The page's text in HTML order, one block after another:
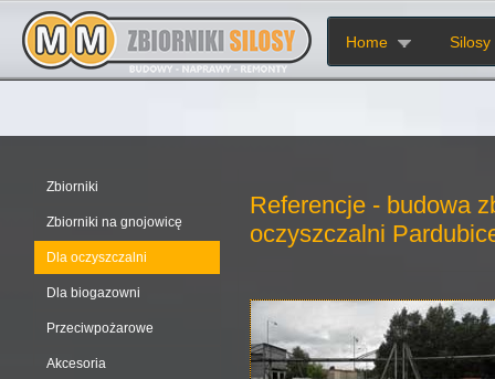
Home Silosy
Zbiorniki
Zbiorniki na gnojowicę
Dla oczyszczalni
Dla biogazowni
Przeciwpożarowe
Akcesoria
Referencje - budowa
oczyszczalni